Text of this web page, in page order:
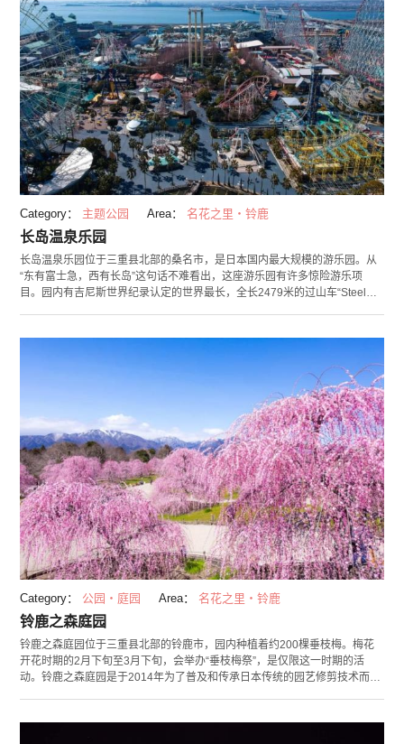
Category： 主题公园 Area： 名花之里・铃鹿
长岛温泉乐园
长岛温泉乐园位于三重县北部的桑名市，是日本国内最大规模的游乐园。从
“东有富士急，西有长岛”这句话不难看出，这座游乐园有许多惊险游乐项
目。园内有吉尼斯世界纪录认定的世界最长，全长2479米的过山车“Steel
夏天运营的日本最大的室外泳池“Jumbo海水泳池”。 长岛温泉乐园的附近有
店铺的“长岛三井OUTLET PARK JAZZ DREAM”购物中心。在游玩后可供您
Category： 公园・庭园 Area： 名花之里・铃鹿
铃鹿之森庭园
铃鹿之森庭园位于三重县北部的铃鹿市，园内种植着约200棵垂枝梅。梅花
开花时期的2月下旬至3月下旬，会举办“垂枝梅祭”，是仅限这一时期的活
动。铃鹿之森庭园是于2014年为了普及和传承日本传统的园艺修剪技术而设
个世界，十分梦幻。 “眺望台”可以欣赏到园内的景色以及远处的铃鹿山脉，